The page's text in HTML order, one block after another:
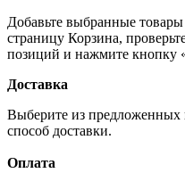
Добавьте выбранные товары
страницу Корзина,
позиций и нажмите кнопку
Доставка
Выберите из предложенных
способ доставки.
Оплата